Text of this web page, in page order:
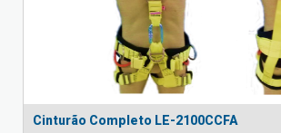
Cinturão Completo LE-2100CCFA